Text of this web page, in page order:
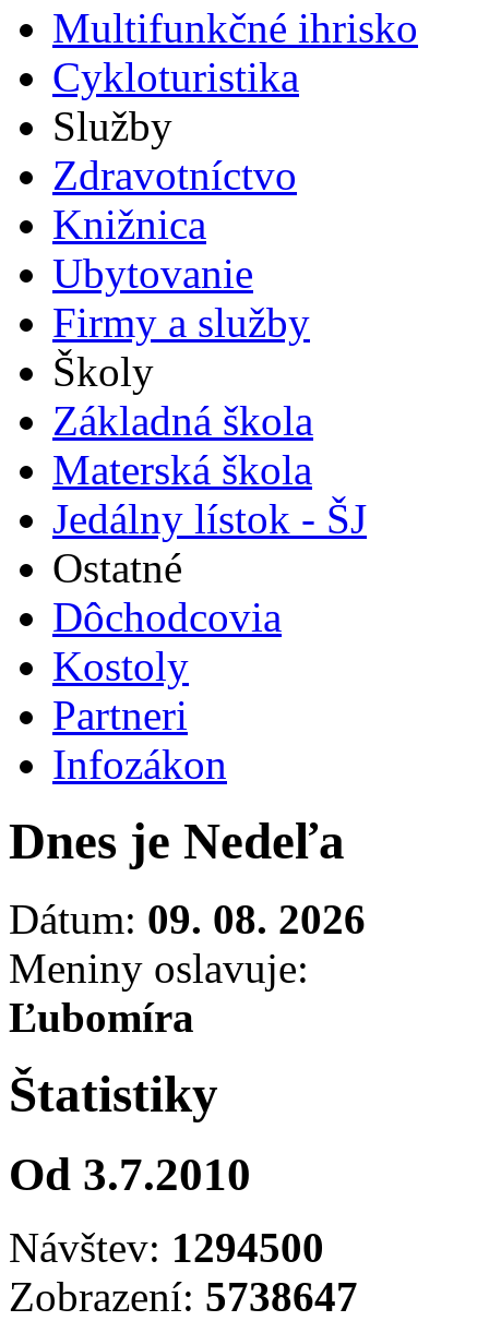
Multifunkčné ihrisko
Cykloturistika
Služby
Zdravotníctvo
Knižnica
Ubytovanie
Firmy a služby
Školy
Základná škola
Materská škola
Jedálny lístok - ŠJ
Ostatné
Dôchodcovia
Kostoly
Partneri
Infozákon
Dnes je Nedeľa
Dátum: 09. 08. 2026
Meniny oslavuje:
Ľubomíra
Štatistiky
Od 3.7.2010
Návštev: 1294500
Zobrazení: 5738647